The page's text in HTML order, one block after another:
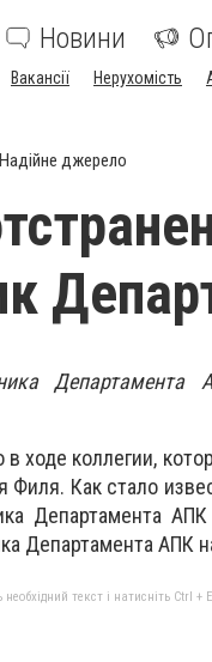
Новини
Вакансії Нерухомість
Надійне джерело
Департамента
ходе коллегии,
Филя. Как стало
Департамента
Департамента АПК
текст і натисніть Ctrl